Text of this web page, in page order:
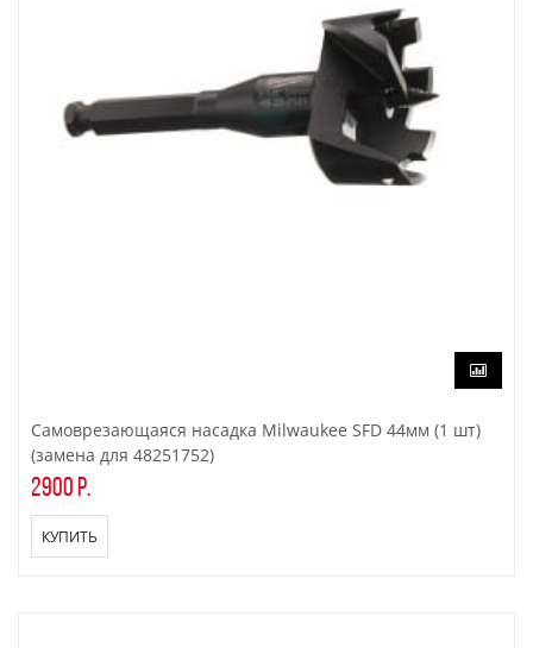
Самоврезающаяся насадка Milwaukee SFD 44мм (1 шт)
(замена для 48251752)
2900 р.
КУПИТЬ